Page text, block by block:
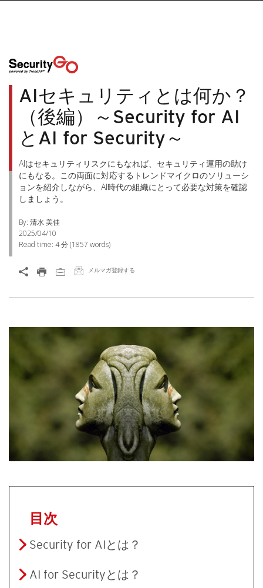
AIセキュリティとは何か？
（後編）～Security for AI
とAI for Security～
AIはセキュリティリスクにもなれば、セキュリティ運用の助け
にもなる。この両面に対応するトレンドマイクロのソリューシ
ョンを紹介しながら、AI時代の組織にとって必要な対策を確認
しましょう。
By: 清水 美佳
2025/04/10
Read time: 4 分(1857 words)
メルマガ登録する
目次
Security for AIとは？
AI for Securityとは？